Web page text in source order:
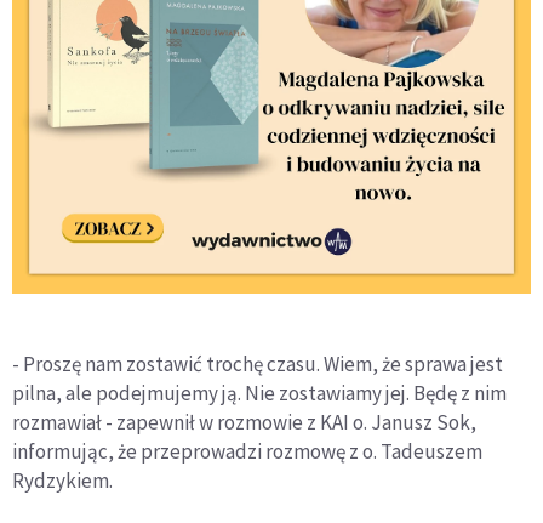
- Proszę nam zostawić trochę czasu. Wiem, że sprawa jest
pilna, ale podejmujemy ją. Nie zostawiamy jej. Będę z nim
rozmawiał - zapewnił w rozmowie z KAI o. Janusz Sok,
informując, że przeprowadzi rozmowę z o. Tadeuszem
Rydzykiem.